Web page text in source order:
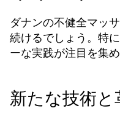
ダナンの不健全マッ
続けるでしょう。特
ーな実践が注目を集め
新たな技術と